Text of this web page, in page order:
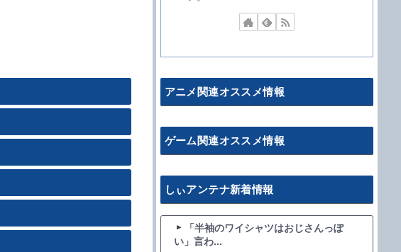
アニメ関連オススメ情報
ゲーム関連オススメ情報
しぃアンテナ新着情報
「半袖のワイシャツはおじさんっぽ
い」言わ...